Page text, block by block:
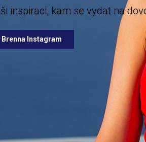
inspiraci, kam se vydat na
Brenna Instagram